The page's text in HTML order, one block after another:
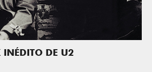
INÉDITO DE U2